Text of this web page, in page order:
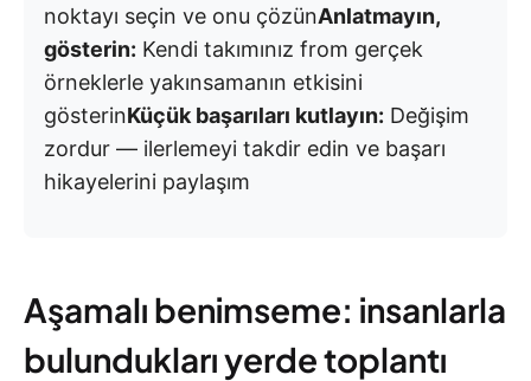
noktayı seçin ve onu çözünAnlatmayın,
gösterin: Kendi takımınız from gerçek
örneklerle yakınsamanın etkisini
gösterinKüçük başarıları kutlayın: Değişim
zordur — ilerlemeyi takdir edin ve başarı
hikayelerini paylaşım
Aşamalı benimseme: insanlarla
bulundukları yerde toplantı